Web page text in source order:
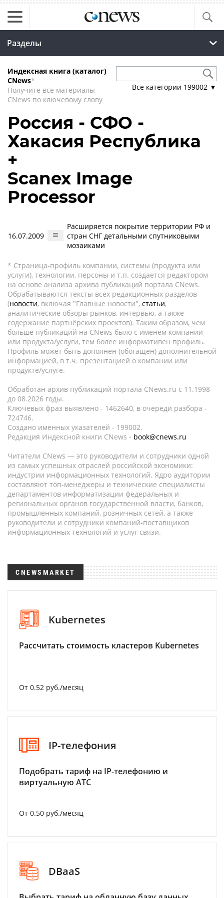
Разделы
Индексная книга (каталог)
CNews*
Получите все материалы
CNews по ключевому слову
Все категории 199002 ▼
Россия - СФО -
Хакасия Республика
+
Scanex Image
Processor
16.07.2009
Расширяется покрытие территории РФ и
стран СНГ детальными спутниковыми
мозаиками
* Страница-профиль компании, системы (продукта или
услуги), технологии, персоны и т.п. создается редактором
на основе анализа архива публикаций портала CNews.
Обрабатываются тексты всех редакционных разделов
(новости, включая "Главные новости", статьи,
аналитические обзоры рынков, интервью, а также
содержание партнёрских проектов). Таким образом, чем
больше публикаций на CNews было с именем компании
или продукта/услуги, тем более информативен профиль.
Профиль может быть дополнен (обогащен) дополнительной
информацией, в т.ч. презентацией о компании или
продукте/услуге.
Обработан архив публикаций портала CNews.ru c 11.1998
до 08.2026 годы.
Ключевых фраз выявлено - 1462640, в очереди разбора -
724746.
Создано именных указателей - 199002.
Редакция Индексной книги CNews - book@cnews.ru
Читатели CNews — это руководители и сотрудники одной
из самых успешных отраслей российской экономики:
индустрии информационных технологий. Ядро аудитории
составляют топ-менеджеры и технические специалисты
департаментов информатизации федеральных и
региональных органов государственной власти, банков,
промышленных компаний, розничных сетей, а также
руководители и сотрудники компаний-поставщиков
информационных технологий и услуг связи.
CNEWSMARKET
Kubernetes
Рассчитать стоимость кластеров Kubernetes
От 0.52 руб./месяц
IP-телефония
Подобрать тариф на IP-телефонию и
виртуальную АТС
От 0.50 руб./месяц
DBaaS